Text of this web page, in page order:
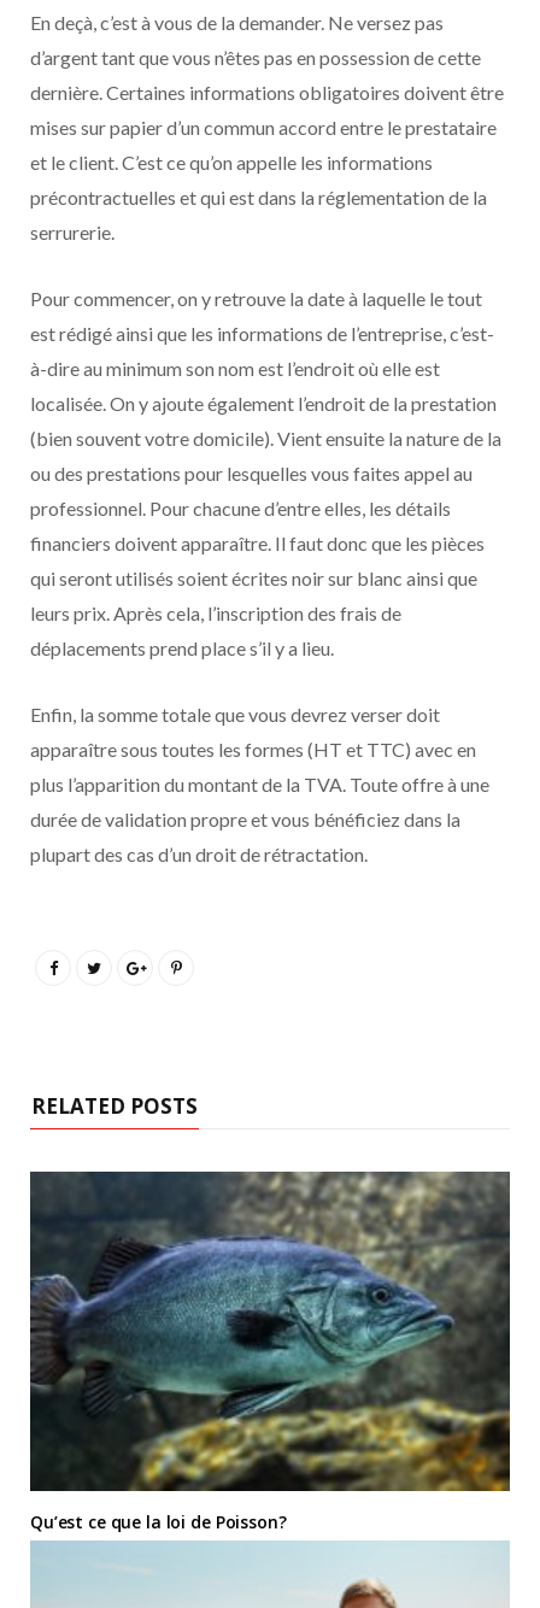
En deçà, c’est à vous de la demander. Ne versez pas
d’argent tant que vous n’êtes pas en possession de cette
dernière. Certaines informations obligatoires doivent être
mises sur papier d’un commun accord entre le prestataire
et le client. C’est ce qu’on appelle les informations
précontractuelles et qui est dans la réglementation de la
serrurerie.
Pour commencer, on y retrouve la date à laquelle le tout
est rédigé ainsi que les informations de l’entreprise, c’est-
à-dire au minimum son nom est l’endroit où elle est
localisée. On y ajoute également l’endroit de la prestation
(bien souvent votre domicile). Vient ensuite la nature de la
ou des prestations pour lesquelles vous faites appel au
professionnel. Pour chacune d’entre elles, les détails
financiers doivent apparaître. Il faut donc que les pièces
qui seront utilisés soient écrites noir sur blanc ainsi que
leurs prix. Après cela, l’inscription des frais de
déplacements prend place s’il y a lieu.
Enfin, la somme totale que vous devrez verser doit
apparaître sous toutes les formes (HT et TTC) avec en
plus l’apparition du montant de la TVA. Toute offre à une
durée de validation propre et vous bénéficiez dans la
plupart des cas d’un droit de rétractation.
RELATED POSTS
Qu’est ce que la loi de Poisson?